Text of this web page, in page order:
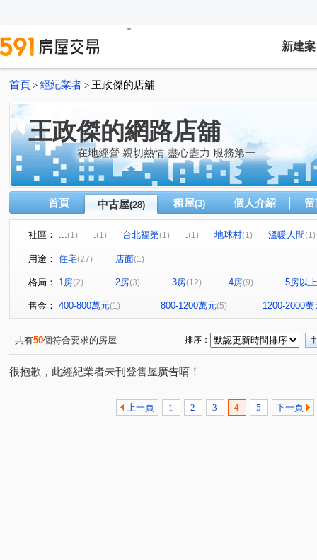
新建案
首頁 > 經紀業者 > 王政傑的店舖
王政傑的網路店舖
在地經營 親切熱情 盡心盡力 服務第一
首頁 中古屋(28) 租屋(3) 個人介紹
社區： ...(1) .(1) 台北福第(1) .(1) 地球村(1) 溫暖人間(1)
菁山雅築
秀朗路三段
中正路 民權路 華福街
景新
圓通路(2) 景平路 保福路一段(1) 長江路一段 (1)
新生街(1) 環河西路一段(1) 民利街(2) 民生路(1)
連
中正路(1) 興南路二段 自由路(1) 民光街(1) 中山
用途： 住宅(27) 店面(1)
格局： 1房(2) 2房(3) 3房(12) 4房(9) 5房以上
售金： 400-800萬元(1) 800-1200萬元(5) 1200-2000萬
共有50個符合要求的房屋 排序：
很抱歉，此經紀業者未刊登售屋廣告唷！
上一頁 1 2 3 4 5 下一頁